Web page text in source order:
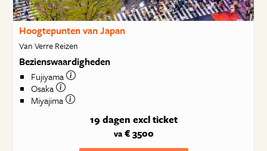
Hoogtepunten van Japan
Van Verre Reizen
Bezienswaardigheden
Fujiyama
Osaka
Miyajima
19 dagen excl ticket
va€ 3500